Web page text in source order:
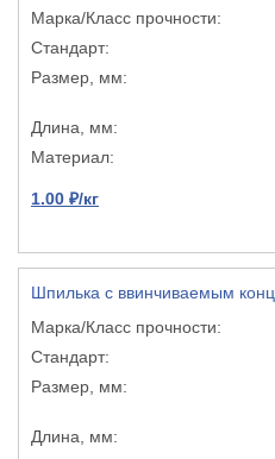
1.00 ₽/кг
Шпилька с ввинчиваемым